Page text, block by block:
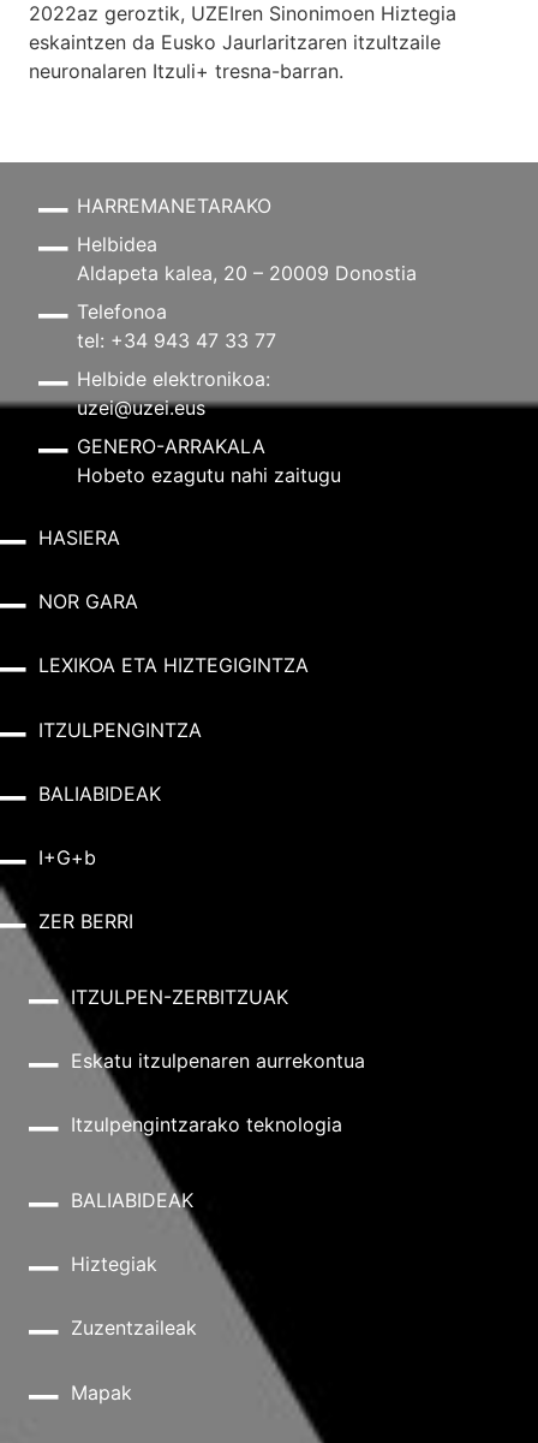
2022az geroztik, UZEIren Sinonimoen Hiztegia
eskaintzen da Eusko Jaurlaritzaren itzultzaile
neuronalaren Itzuli+ tresna-barran.
HARREMANETARAKO
Helbidea
Aldapeta kalea, 20 – 20009 Donostia
Telefonoa
tel: +34 943 47 33 77
Helbide elektronikoa:
uzei@uzei.eus
GENERO-ARRAKALA
Hobeto ezagutu nahi zaitugu
HASIERA
NOR GARA
LEXIKOA ETA HIZTEGIGINTZA
ITZULPENGINTZA
BALIABIDEAK
I+G+b
ZER BERRI
ITZULPEN-ZERBITZUAK
Eskatu itzulpenaren aurrekontua
Itzulpengintzarako teknologia
BALIABIDEAK
Hiztegiak
Zuzentzaileak
Mapak